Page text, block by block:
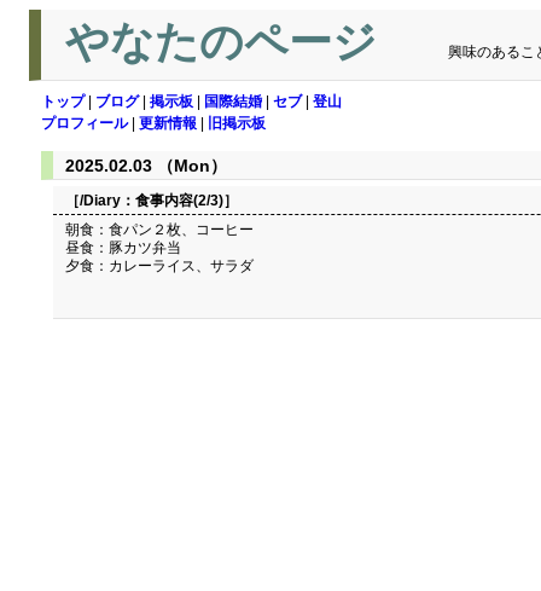
やなたのページ 興味のあるこ
トップ| ブログ| 掲示板 国際結婚 セブ| 登山
プロフィール| 更新情報 旧掲示板
2025.02.03 （Mon）
［/Diary： 食事内容(2/3)］
朝食：食パン２枚、コーヒー
昼食：豚カツ弁当
夕食：カレーライス、サラダ